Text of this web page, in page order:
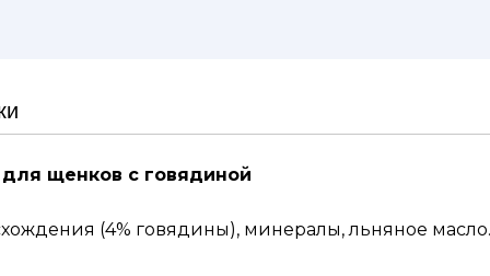
щенков с говядиной
(4% говядины), минералы, льняное масло.